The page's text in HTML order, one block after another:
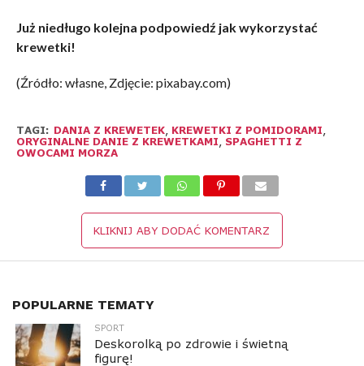
Już niedługo kolejna podpowiedź jak wykorzystać
krewetki!
(Źródło: własne, Zdjęcie: pixabay.com)
TAGI: DANIA Z KREWETEK, KREWETKI Z POMIDORAMI
ORYGINALNE DANIE Z KREWETKAMI
SPAGHETTI Z
OWOCAMI MORZA
KLIKNIJ ABY DODAĆ KOMENTARZ
POPULARNE TEMATY
SPORT
Deskorolką po zdrowie i świetną
figurę!